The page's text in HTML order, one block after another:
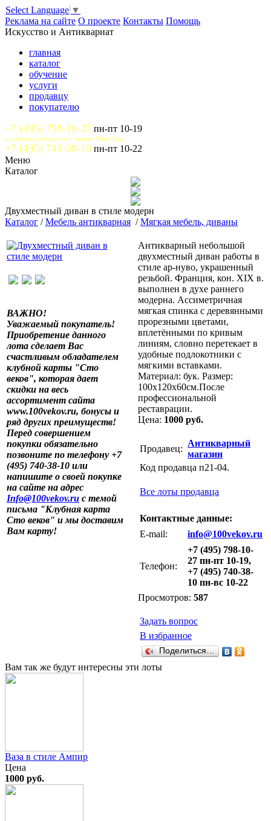
Select Language ▼
Реклама на сайте О проекте Контакты Помощь
Искусство и Антиквариат
главная
каталог
обучение
услуги
продавцу
покупателю
+7 (495) 798-10-27 пн-пт 10-19
доступны сообщения и звонки WhatsApp
+7 (495) 740-38-10 пн-пт 10-22
Меню
Каталог
Двухместный диван в стиле модерн
Каталог /Мебель антикварная /Мягкая мебель, диваны
ВАЖНО!
Уважаемый покупатель!
Приобретение данного
лота сделает Вас
счастливым обладателем
клубной карты "Сто
веков", которая дает
скидки на весь
ассортимент сайта
www.100vekov.ru, бонусы и
ряд других преимуществ!
Перед совершением
покупки обязательно
позвоните по телефону +7
(495) 740-38-10 или
напишите о своей покупке
на сайте на адрес
Info@100vekov.ru с темой
письма "Клубная карта
Сто веков" и мы доставим
Вам карту!
Антикварный небольшой
двухместный диван работы в
стиле ар-нуво, украшенный
резьбой. Франция, кон. XIX в.
выполнен в духе раннего
модерна. Ассиметричная
мягкая спинка с деревянными
прорезными цветами,
вплетёнными по кривым
линиям, словно перетекает в
удобные подлокотники с
мягкими вставками.
Материал: бук. Размер:
100х120х60см.После
профессиональной
реставрации.
Цена: 1000 руб.
Продавец:
Антикварный
магазин
Код продавца п21-04.
Все лоты продавца
Контактные данные:
E-mail:
info@100vekov.ru
Телефон:
+7 (495) 798-10-
27 пн-пт 10-19,
+7 (495) 740-38-
10 пн-вс 10-22
Просмотров: 587
Задать вопрос
В избранное
Поделиться…
Вам так же будут интересны эти лоты
Ваза в стиле Ампир
Цена
1000 руб.